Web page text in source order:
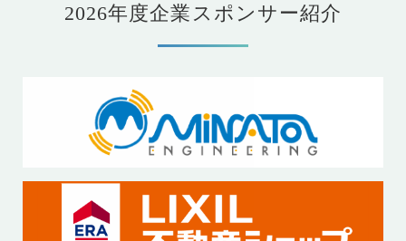
2026年度企業スポンサー紹介